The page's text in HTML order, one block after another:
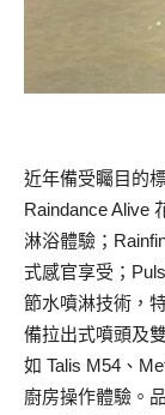
近年備受矚目的
Raindance Alive
淋浴體驗；
式感官享受；
節水噴淋技術，
備拉出式噴頭及
如 Talis M54、
廚房操作體驗。